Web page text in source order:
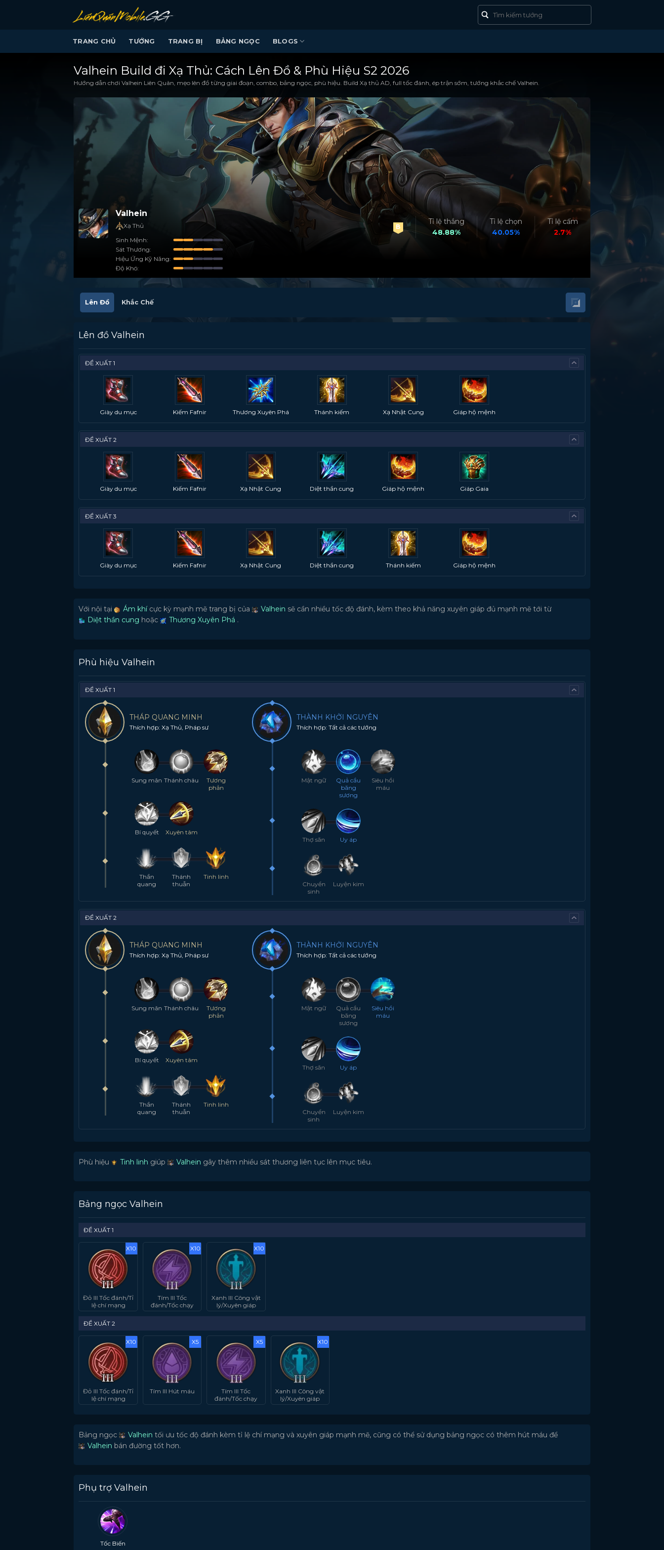
TRANG CHỦ TƯỚNG TRANG BỊ BẢNG NGỌC BLOGS
Valhein Build đi Xạ Thủ: Cách Lên Đồ & Phù Hiệu S2 2026
Hướng dẫn chơi Valhein Liên Quân, mẹo lên đồ từng giai đoạn, combo, bảng ngọc, phù hiệu. Build Xạ thủ AD, full tốc đánh, ép trận sớm, tướng khắc chế Valhein.
Valhein
Xạ Thủ
Sinh Mệnh
Sát Thương
Hiệu Ứng Kỹ Năng
Độ Khó
B
Tỉ lệ thắng
48.88%
Tỉ lệ chọn
40.05%
Tỉ lệ cấm
2.7%
Lên Đồ Khắc Chế
Lên đồ Valhein
ĐỀ XUẤT 1
Giày du mục Kiếm Fafnir Thương Xuyên Phá Thánh kiếm Xạ Nhật Cung Giáp hộ mệnh
ĐỀ XUẤT 2
Giày du mục Kiếm Fafnir Xạ Nhật Cung Diệt thần cung Giáp hộ mệnh Giáp Gaia
ĐỀ XUẤT 3
Giày du mục Kiếm Fafnir Xạ Nhật Cung Diệt thần cung Thánh kiếm Giáp hộ mệnh
Với nội tại Ám khícực kỳ mạnh mẽ trang bị của Valhein sẽ cần nhiều tốc độ đánh, kèm theo khả năng xuyên giáp đủ mạnh mẽ tới từ
Diệt thần cung hoặc Thương Xuyên Phá .
Phù hiệu Valhein
ĐỀ XUẤT 1
THÁP QUANG MINH
Thích hợp: Xạ Thủ, Pháp sư
Sung mãn Thánh châu
Tương
phản
Bí quyết Xuyên tâm
Thần
quang
Thánh
thuẫn
Tinh linh
THÀNH KHỞI NGUYÊN
Thích hợp: Tất cả các tướng
Mật ngữ
Quả cầu
băng
sương
Siêu hồi
máu
Thợ săn Uy áp
Chuyển
sinh
Luyện kim
ĐỀ XUẤT 2
THÁP QUANG MINH
Thích hợp: Xạ Thủ, Pháp sư
Sung mãn Thánh châu
Tương
phản
Bí quyết Xuyên tâm
Thần
quang
Thánh
thuẫn
Tinh linh
THÀNH KHỞI NGUYÊN
Thích hợp: Tất cả các tướng
Mật ngữ
Quả cầu
băng
sương
Siêu hồi
máu
Thợ săn Uy áp
Chuyển
sinh
Luyện kim
Phù hiệu Tinh linh giúp Valhein gây thêm nhiều sát thương liên tục lên mục tiêu.
Bảng ngọc Valhein
ĐỀ XUẤT 1
X10
Đỏ III Tốc đánh/Tỉ
lệ chí mạng
X10
Tím III Tốc
đánh/Tốc chạy
X10
Xanh III Công vật
lý/Xuyên giáp
ĐỀ XUẤT 2
X10
Đỏ III Tốc đánh/Tỉ
lệ chí mạng
X5
Tím III Hút máu
X5
Tím III Tốc
đánh/Tốc chạy
X10
Xanh III Công vật
lý/Xuyên giáp
Bảng ngọc Valhein tối ưu tốc độ đánh kèm tỉ lệ chí mạng và xuyên giáp mạnh mẽ, cũng có thể sử dụng bảng ngọc có thêm hút máu để
Valhein bán đường tốt hơn.
Phụ trợ Valhein
Tốc Biến